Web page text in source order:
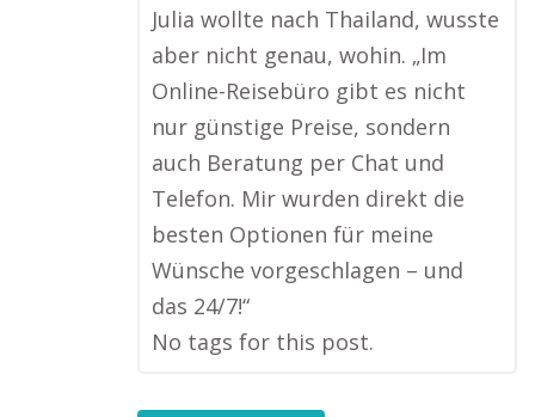
Julia wollte nach Thailand, wusste
aber nicht genau, wohin. „Im
Online-Reisebüro gibt es nicht
nur günstige Preise, sondern
auch Beratung per Chat und
Telefon. Mir wurden direkt die
besten Optionen für meine
Wünsche vorgeschlagen – und
das 24/7!“
No tags for this post.